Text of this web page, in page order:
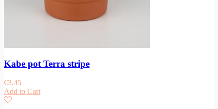
Kabe pot Terra stripe
€3,45
Add to Cart